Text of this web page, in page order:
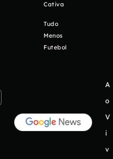
Cativa
Tudo
Menos
Futebol
A
o
V
i
v